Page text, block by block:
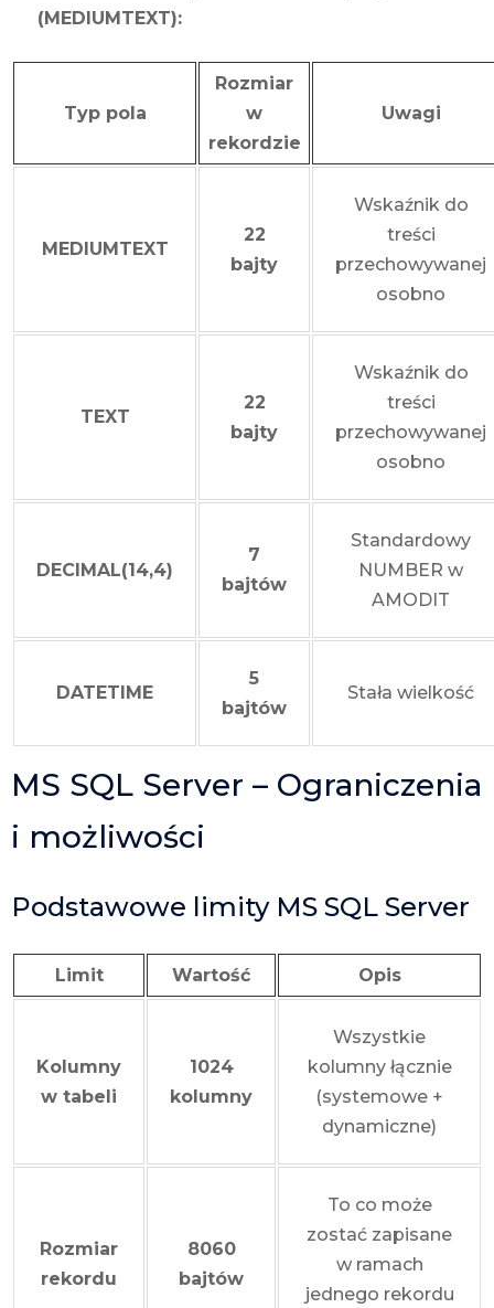
(MEDIUMTEXT):
Typ pola
Rozmiar
w
rekordzie
Uwagi
MEDIUMTEXT
22
bajty
Wskaźnik do
treści
przechowywanej
osobno
TEXT
22
bajty
Wskaźnik do
treści
przechowywanej
osobno
DECIMAL(14,4)
7
bajtów
Standardowy
NUMBER w
AMODIT
DATETIME
5
bajtów
Stała wielkość
MS SQL Server – Ograniczenia
i możliwości
Podstawowe limity MS SQL Server
Limit Wartość Opis
Kolumny
w tabeli
1024
kolumny
Wszystkie
kolumny łącznie
(systemowe +
dynamiczne)
Rozmiar
rekordu
8060
bajtów
To co może
zostać zapisane
w ramach
jednego rekordu